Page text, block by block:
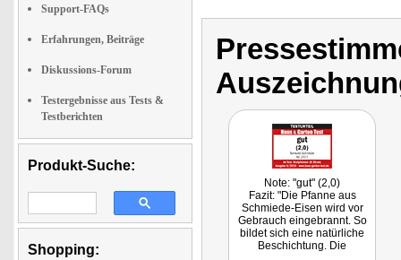
Support-FAQs
Erfahrungen, Beiträge
Diskussions-Forum
Testergebnisse aus Tests &
Testberichten
Produkt-Suche:
Shopping:
Note: "gut" (2,0)
Fazit: "Die Pfanne aus
Schmiede-Eisen wird vor
Gebrauch eingebrannt. So
bildet sich eine natürliche
Beschichtung. Die